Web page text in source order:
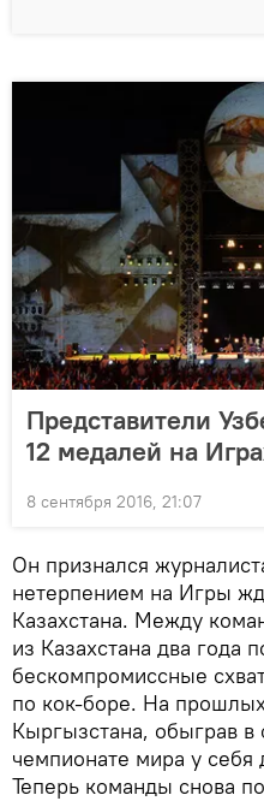
Представители
12 медалей на
8 сентября 2016, 21:07
Он признался
нетерпением на Игры
Казахстана. Между
из Казахстана два года
бескомпромиссные
по кок-боре. На
Кыргызстана, обыграв в
чемпионате мира у себя
Теперь команды снова